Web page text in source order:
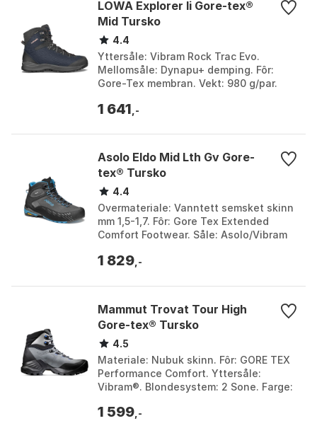
LOWA Explorer Ii Gore-tex®
Mid Tursko
4.4
Yttersåle: Vibram Rock Trac Evo.
Mellomsåle: Dynapu+ demping. Fôr:
Gore-Tex membran. Vekt: 980 g/par.
1 641 ,-
Asolo Eldo Mid Lth Gv Gore-
tex® Tursko
4.4
Overmateriale: Vanntett semsket skinn
mm 1,5-1,7. Fôr: Gore Tex Extended
Comfort Footwear. Såle: Asolo/Vibram
(størrelse 8...
1 829 ,-
Mammut Trovat Tour High
Gore-tex® Tursko
4.5
Materiale: Nubuk skinn. Fôr: GORE TEX
Performance Comfort. Yttersåle:
Vibram®. Blondesystem: 2 Sone. Farge:
brandy, Titanium...
1 599 ,-